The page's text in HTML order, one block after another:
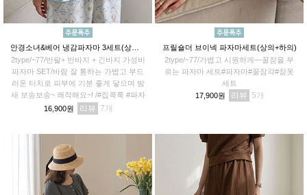
2type/~77/반팔+ 반바지 + 긴바지 가성비
파자마 SET/바람 잘 통하는 가볍고 부드
러운 터치로 피부에 기분 좋게 닿으며 밤
새 보송보송~ 쾌적해요~! /#집콕룩 #파자
마파티 #꿀잠각
16,900원 리뷰 7
프릴숄더 브이넥 파자마세트(상의+하의)
2type/~77/가볍고 시원하게—꿀잠을 부
르는 파자마 세트#파자마#꿀잠각#잠옷
세트
17,900원
리뷰 5